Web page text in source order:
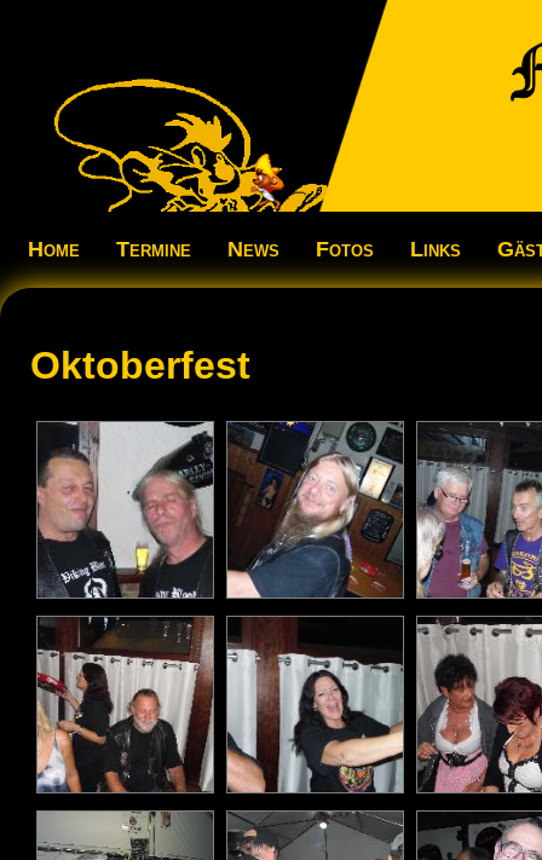
Home Termine News Fotos Links
Oktoberfest